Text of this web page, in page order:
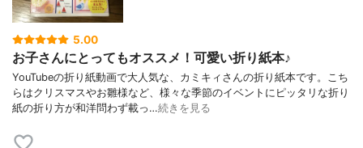
5.00
お子さんにとってもオススメ！可愛い折り紙本♪
YouTubeの折り紙動画で大人気な、カミキィさんの折り紙本です。こち
らはクリスマスやお雛様など、様々な季節のイベントにピッタリな折り
紙の折り方が和洋問わず載っ…続きを見る